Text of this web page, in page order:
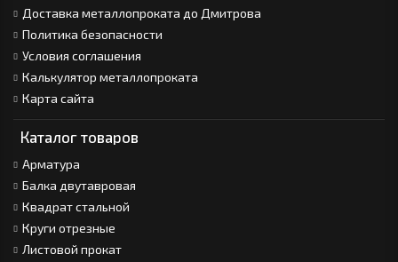
Доставка металлопроката до Дмитрова
Политика безопасности
Условия соглашения
Калькулятор металлопроката
Карта сайта
Каталог товаров
Арматура
Балка двутавровая
Квадрат стальной
Круги отрезные
Листовой прокат